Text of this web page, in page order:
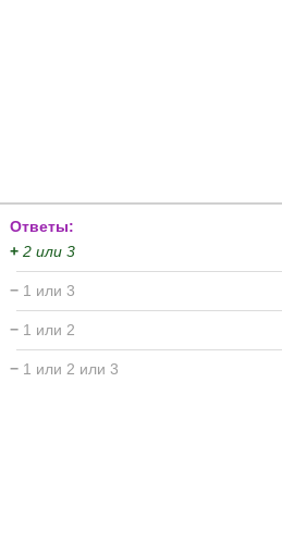
Ответы:
+ 2 или 3
− 1 или 3
− 1 или 2
− 1 или 2 или 3